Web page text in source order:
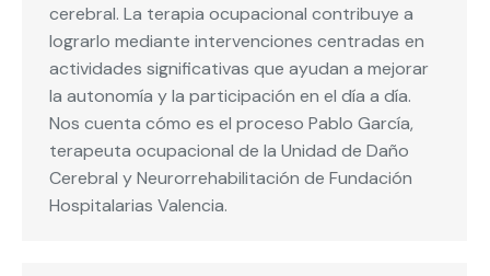
cerebral. La terapia ocupacional contribuye a
lograrlo mediante intervenciones centradas en
actividades significativas que ayudan a mejorar
la autonomía y la participación en el día a día.
Nos cuenta cómo es el proceso Pablo García,
terapeuta ocupacional de la Unidad de Daño
Cerebral y Neurorrehabilitación de Fundación
Hospitalarias Valencia.